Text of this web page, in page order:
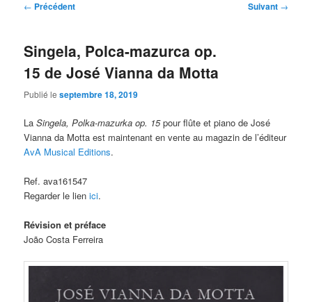
Navigation
← Précédent Suivant →
Singela, Polca-mazurca op.
15 de José Vianna da Motta
Publié leseptembre 18, 2019
LaSingela, Polka-mazurka op. 15pour flûte et piano de José
Vianna da Motta est maintenant en vente au magazin de l’éditeur
AvA Musical Editions.
Ref. ava161547
Regarder le lienici.
Révision et préface
João Costa Ferreira